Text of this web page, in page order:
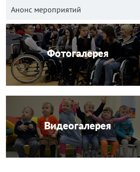
Анонс мероприятий
Фотогалерея
Видеогалерея